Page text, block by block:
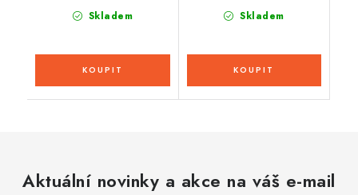
Skladem Skladem
Aktuální novinky a akce na váš e-mail